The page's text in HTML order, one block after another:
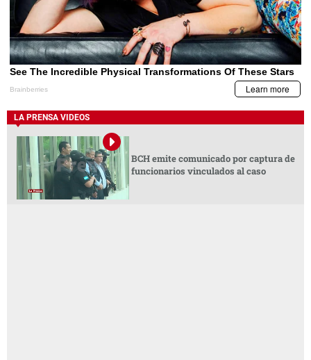
LA PRENSA VIDEOS
BCH emite comunicado por captura de
funcionarios vinculados al caso